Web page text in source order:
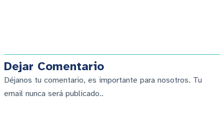
Dejar Comentario
Déjanos tu comentario, es importante para nosotros. Tu
email nunca será publicado..